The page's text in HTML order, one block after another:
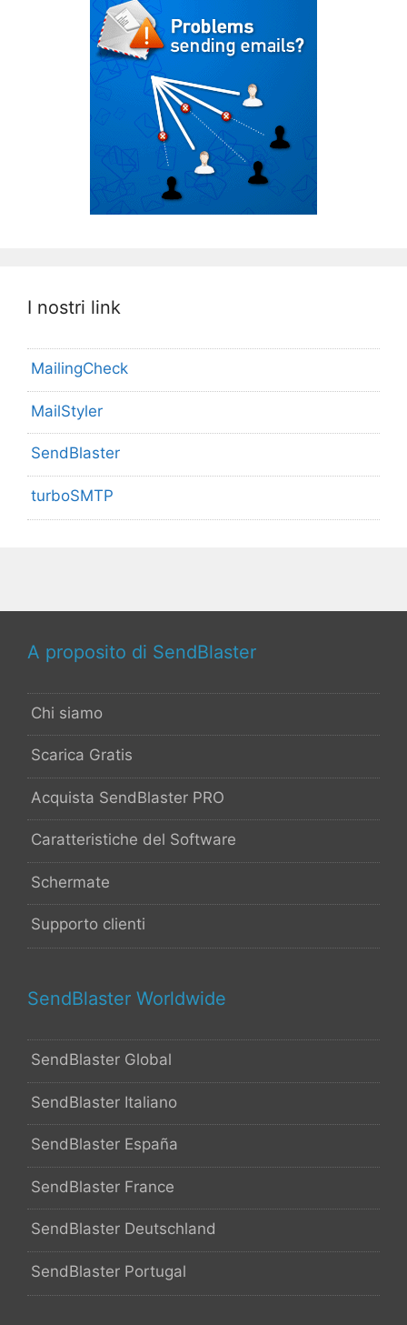
I nostri link
MailingCheck
MailStyler
SendBlaster
turboSMTP
A proposito di SendBlaster
Chi siamo
Scarica Gratis
Acquista SendBlaster PRO
Caratteristiche del Software
Schermate
Supporto clienti
SendBlaster Worldwide
SendBlaster Global
SendBlaster Italiano
SendBlaster España
SendBlaster France
SendBlaster Deutschland
SendBlaster Portugal